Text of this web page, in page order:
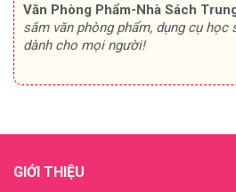
Văn Phòng Phẩm-Nhà Sách
sắm văn phòng phẩm, dụng cụ học
dành cho mọi người!
GIỚI THIỆU